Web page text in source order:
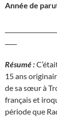
Année de
Résumé :
15 ans
de sa sœur à
français et
période que